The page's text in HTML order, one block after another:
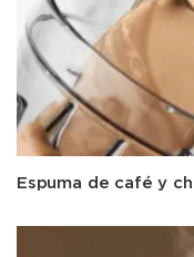
Espuma de café y